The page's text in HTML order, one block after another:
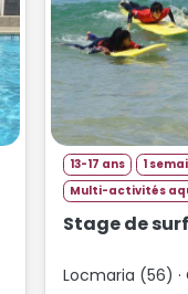
13-17 ans
1
Multi-activités
Stage de surf
Locmaria (56)